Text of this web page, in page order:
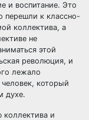
и воспитание. Это
перешли к классно-
коллектива, а
не
этой
революция, и
лежало
который
духе.
коллектива и